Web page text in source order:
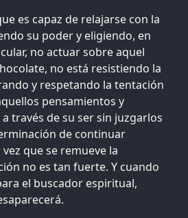
es capaz de relajarse con la
su poder y eligiendo, en
no actuar sobre aquel
no está resistiendo la
y respetando la tentación
pensamientos y
través de su ser sin juzgarlos
de continuar
que se remueve la
no es tan fuerte. Y cuando
el buscador espiritual,